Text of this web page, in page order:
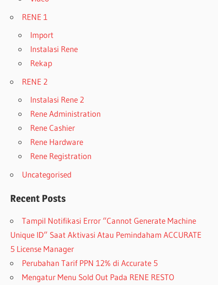
RENE 1
Import
Instalasi Rene
Rekap
RENE 2
Instalasi Rene 2
Rene Administration
Rene Cashier
Rene Hardware
Rene Registration
Uncategorised
Recent Posts
Tampil Notifikasi Error “Cannot Generate Machine
Unique ID” Saat Aktivasi Atau Pemindaham ACCURATE
5 License Manager
Perubahan Tarif PPN 12% di Accurate 5
Mengatur Menu Sold Out Pada RENE RESTO